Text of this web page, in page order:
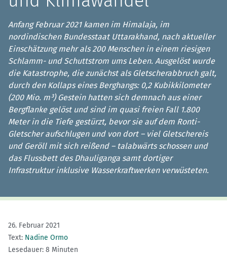
Anfang Februar 2021 kamen im Himalaja, im
nordindischen Bundesstaat Uttarakhand, nach aktueller
Einschätzung mehr als 200 Menschen in einem riesigen
Schlamm- und Schuttstrom ums Leben. Ausgelöst wurde
die Katastrophe, die zunächst als Gletscherabbruch galt,
durch den Kollaps eines Berghangs: 0,2 Kubikkilometer
(200 Mio. m³) Gestein hatten sich demnach aus einer
Bergflanke gelöst und sind im quasi freien Fall 1.800
Meter in die Tiefe gestürzt, bevor sie auf dem Ronti-
Gletscher aufschlugen und von dort – viel Gletschereis
und Geröll mit sich reißend – talabwärts schossen und
das Flussbett des Dhauliganga samt dortiger
Infrastruktur inklusive Wasserkraftwerken verwüsteten.
26. Februar 2021
Text: Nadine Ormo
Lesedauer: 8 Minuten